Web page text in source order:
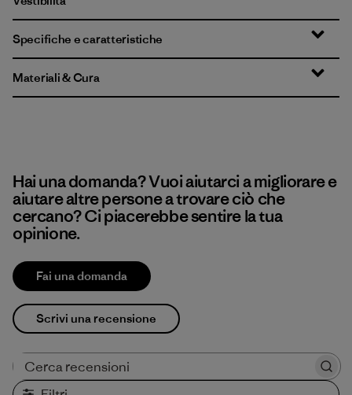
Specifiche e caratteristiche
Materiali & Cura
Hai una domanda? Vuoi aiutarci a migliorare e
aiutare altre persone a trovare ciò che
cercano? Ci piacerebbe sentire la tua
opinione.
Fai una domanda
Scrivi una recensione